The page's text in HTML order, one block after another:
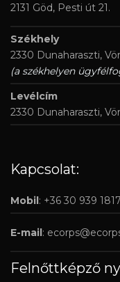
2131 Göd, Pesti út 21.
Székhely
2330 Dunaharaszti,
(a székhelyen
Levélcím
2330 Dunaharaszti,
Kapcsolat:
Mobil: +36 30 939 1817
E-mail:
Felnőttképző